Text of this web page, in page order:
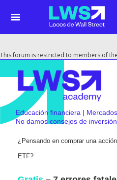
This forum is restricted to members of
Educación financiera |
No damos consejos de
¿Pensando en comprar una
ETF?